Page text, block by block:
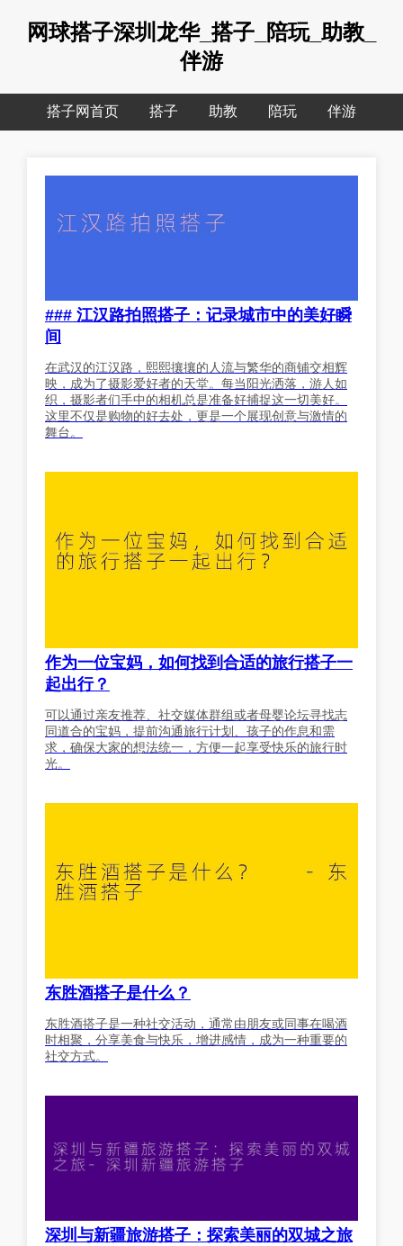
网球搭子深圳龙华_搭子_陪玩_助教_
伴游
搭子网首页 搭子 助教 陪玩 伴游
### 江汉路拍照搭子：记录城市中的美好瞬
间
在武汉的江汉路，熙熙攘攘的人流与繁华的商铺交相辉
映，成为了摄影爱好者的天堂。每当阳光洒落，游人如
织，摄影者们手中的相机总是准备好捕捉这一切美好。
这里不仅是购物的好去处，更是一个展现创意与激情的
舞台。
作为一位宝妈，如何找到合适的旅行搭子一
起出行？
可以通过亲友推荐、社交媒体群组或者母婴论坛寻找志
同道合的宝妈，提前沟通旅行计划、孩子的作息和需
求，确保大家的想法统一，方便一起享受快乐的旅行时
光。
东胜酒搭子是什么？
东胜酒搭子是一种社交活动，通常由朋友或同事在喝酒
时相聚，分享美食与快乐，增进感情，成为一种重要的
社交方式。
深圳与新疆旅游搭子：探索美丽的双城之旅